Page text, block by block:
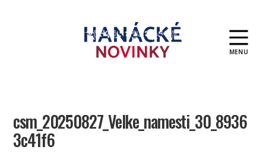
MENU
csm_20250827_Velke_namesti_30_8936
3c41f6